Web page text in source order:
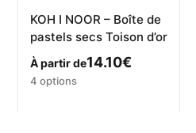
produit
KOH I NOOR – Boîte de
pastels secs Toison d’or
À partir de14.10€
Ce
4 options